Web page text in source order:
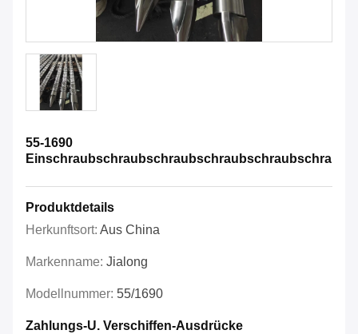
55-1690
Produktdetails
Herkunftsort: Aus China
Markenname: Jialong
Modellnummer: 55/1690
Zahlungs-U. Verschiffen-Ausdrücke